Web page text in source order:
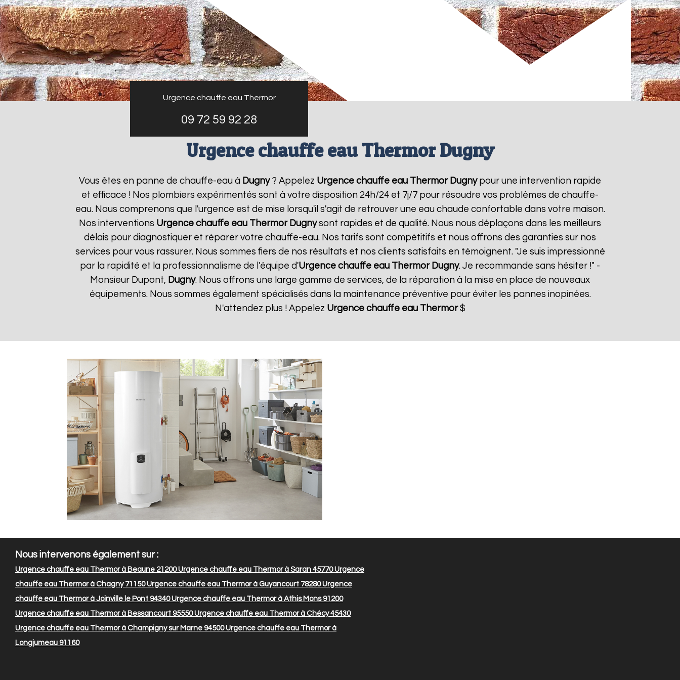
Urgence chauffe eau Thermor
09 72 59 92 28
Urgence chauffe eau Thermor Dugny
Vous êtes en panne de chauffe-eau à Dugny? Appelez Urgence chauffe eau Thermor Dugnypour une intervention rapide
et efficace ! Nos plombiers expérimentés sont à votre disposition 24h/24 et 7j/7 pour résoudre vos problèmes de chauffe-
eau. Nous comprenons que l'urgence est de mise lorsqu'il s'agit de retrouver une eau chaude confortable dans votre maison.
Nos interventions Urgence chauffe eau Thermor Dugnysont rapides et de qualité. Nous nous déplaçons dans les meilleurs
délais pour diagnostiquer et réparer votre chauffe-eau. Nos tarifs sont compétitifs et nous offrons des garanties sur nos
services pour vous rassurer. Nous sommes fiers de nos résultats et nos clients satisfaits en témoignent. "Je suis impressionné
par la rapidité et la professionnalisme de l'équipe d'Urgence chauffe eau Thermor Dugny. Je recommande sans hésiter !" -
Monsieur Dupont, Dugny. Nous offrons une large gamme de services, de la réparation à la mise en place de nouveaux
équipements. Nous sommes également spécialisés dans la maintenance préventive pour éviter les pannes inopinées.
N'attendez plus ! Appelez Urgence chauffe eau Thermor$
Nous intervenons également sur :
Urgence chauffe eau Thermor à Beaune 21200Urgence chauffe eau Thermor à Saran 45770Urgence
chauffe eau Thermor à Chagny 71150Urgence chauffe eau Thermor à Guyancourt 78280Urgence
chauffe eau Thermor à Joinville le Pont 94340Urgence chauffe eau Thermor à Athis Mons 91200
Urgence chauffe eau Thermor à Bessancourt 95550Urgence chauffe eau Thermor à Chécy 45430
Urgence chauffe eau Thermor à Champigny sur Marne 94500Urgence chauffe eau Thermor à
Longjumeau 91160